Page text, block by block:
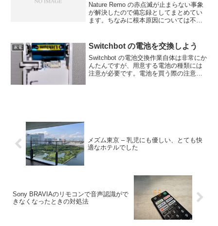
Nature Remo の赤点滅が止まらない事象
が解決したので備忘録としてまとめてい
ます。ちなみに根本原因については不明
家電 Switchbot の電池を交換しよう
Switchbot の電池交換作業自体は非常にか
んたんですが、用意する電池の種類には
注意が必要です。電池を買う際の注意点
メズム東京 – 乳児にも優しい、とても快
適なホテルでした
Sony BRAVIAのリモコンで音声認識がで
きなくなったときの対処法